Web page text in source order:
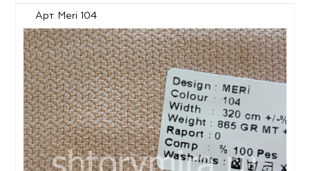
Арт. Meri 104